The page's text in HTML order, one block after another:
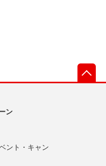
ン
ント・キャン